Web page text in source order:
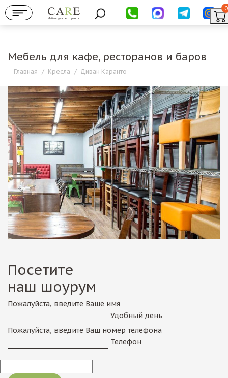
Мебель для ресторанов
0
Мебель для кафе, ресторанов и баров
Главная / Кресла / Диван Каранто
Посетите
наш шоурум
Пожалуйста, введите Ваше имя
Удобный день
Пожалуйста, введите Ваш номер телефона
Телефон